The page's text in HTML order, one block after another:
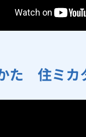
た 住ミカ